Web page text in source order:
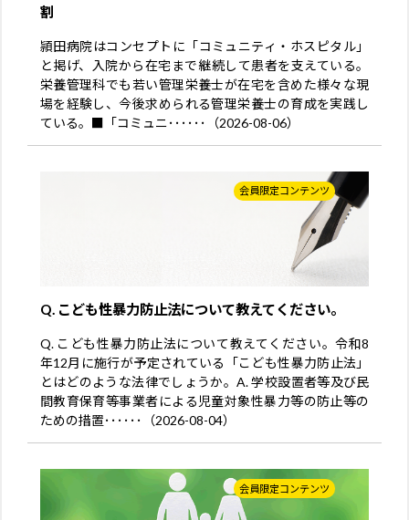
割
頴田病院はコンセプトに「コミュニティ・ホスピタル」
と掲げ、入院から在宅まで継続して患者を支えている。
栄養管理科でも若い管理栄養士が在宅を含めた様々な現
場を経験し、今後求められる管理栄養士の育成を実践し
ている。■「コミュニ･･････（2026-08-06）
会員限定コンテンツ
Q. こども性暴力防止法について教えてください。
Q. こども性暴力防止法について教えてください。令和8
年12月に施行が予定されている「こども性暴力防止法」
とはどのような法律でしょうか。A. 学校設置者等及び民
間教育保育等事業者による児童対象性暴力等の防止等の
ための措置･･････（2026-08-04）
会員限定コンテンツ